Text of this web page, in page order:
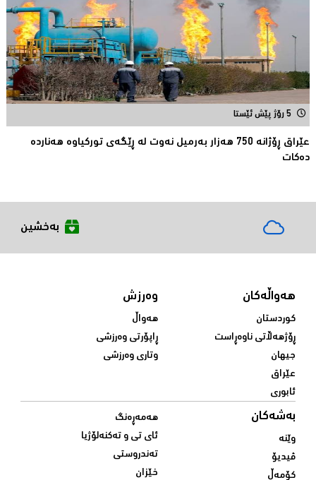
5 رۆژ پێش ئێستا
عێراق ڕۆژانە 750 هەزار بەرمیل نەوت لە ڕێگەی توركیاوە هەناردە
دەكات
بەخشین
هەواڵەکان
کوردستان
ڕۆژهەڵاتی ناوەڕاست
جیهان
عێراق
ئابوری
وەرزش
هەواڵ
ڕاپۆرتی وەرزشی
وتاری وەرزشی
بەشەکان
وێنە
ڤیدیۆ
کۆمەڵ
هەمەڕەنگ
ئای تی و تەکنەلۆژیا
تەندروستی
خێزان